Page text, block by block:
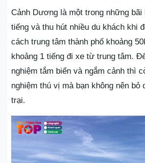
Cảnh Dương là một trong những bãi
tiếng và thu hút nhiều du khách khi
cách trung tâm thành phố khoảng
khoảng 1 tiếng đi xe từ trung tâm.
nghiệm tắm biển và ngắm cảnh thì
nghiệm thú vị mà bạn không nên bỏ
trại.